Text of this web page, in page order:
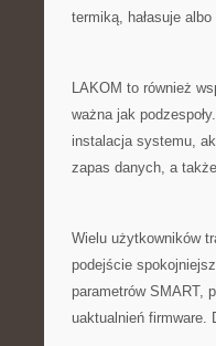
termiką, hałasuje albo
LAKOM to również
ważna jak
instalacja systemu,
zapas danych, a
Wielu użytkowników
podejście
parametrów SMART,
uaktualnień firmware.